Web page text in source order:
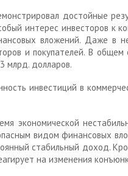
достойные
интерес инвесторов к
вложений. Даже в
и покупателей. В
млрд. долларов.
инвестиций в
экономической
видом финансовых
стабильный доход.
на изменения